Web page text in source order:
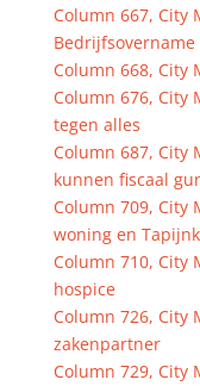
Column 667, City
Bedrijfsovername
Column 668, City
Column 676, City
tegen alles
Column 687, City
kunnen fiscaal
Column 709, City
woning en
Column 710, City
hospice
Column 726, City
zakenpartner
Column 729, City